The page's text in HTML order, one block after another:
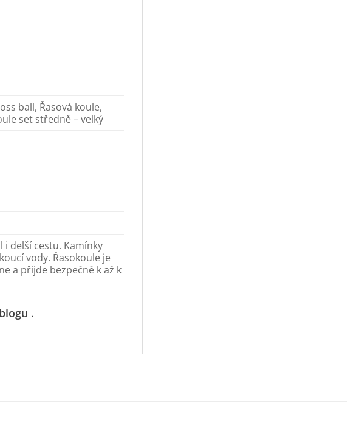
ball, Řasová koule,
set středně – velký
i delší cestu. Kamínky
vody. Řasokoule je
a přijde bezpečně k až k
blogu .